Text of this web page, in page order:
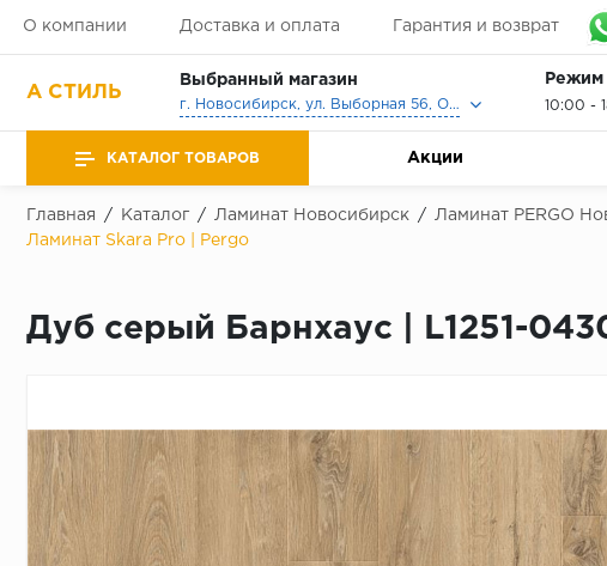
О компании Доставка и оплата Гарантия и возврат
А СТИЛЬ
Выбранный магазин
г. Новосибирск, ул. Выборная 56, Офис, Выставочный зал
Режим
10:00 -
КАТАЛОГ ТОВАРОВ Акции
Главная / Каталог / Ламинат Новосибирск / Ламинат PERGO
Ламинат Skara Pro | Pergo
Дуб серый Барнхаус | L1251-